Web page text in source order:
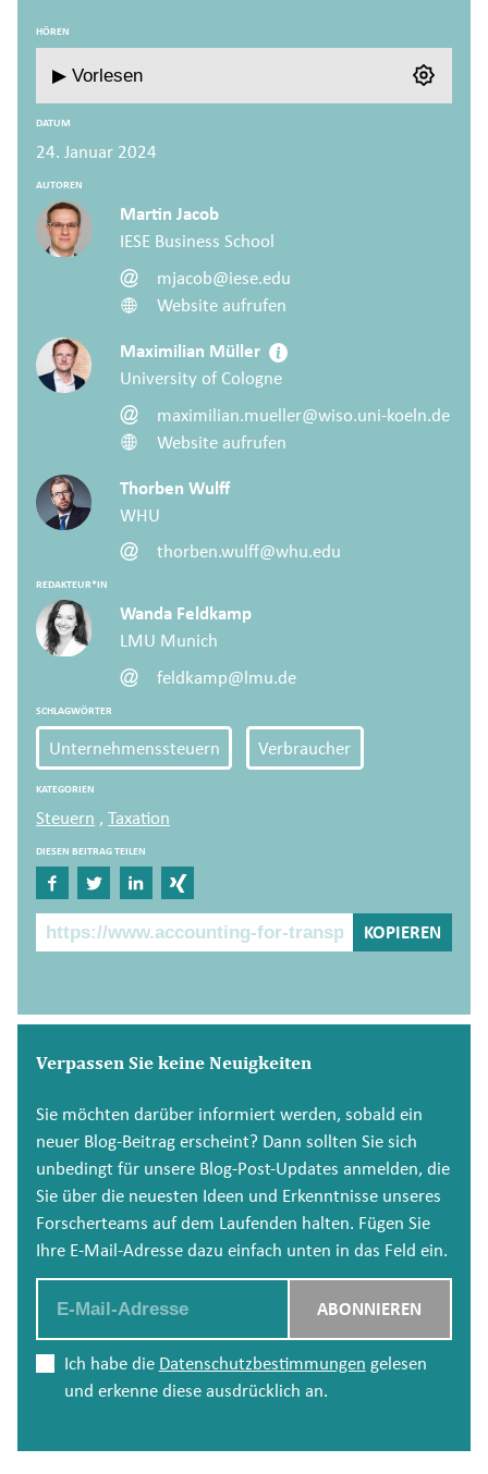
HÖREN
▶ Vorlesen
DATUM
24. Januar 2024
AUTOREN
Martin Jacob
IESE Business School
mjacob@iese.edu
Website aufrufen
Maximilian Müller
University of Cologne
maximilian.mueller@wiso.uni-koeln.de
Website aufrufen
Thorben Wulff
WHU
thorben.wulff@whu.edu
REDAKTEUR*IN
Wanda Feldkamp
LMU Munich
feldkamp@lmu.de
SCHLAGWÖRTER
Unternehmenssteuern Verbraucher
KATEGORIEN
Steuern ,Taxation
DIESEN BEITRAG TEILEN
Auf Facebook teilen
Auf Twitter teilen
Auf LinkedIn teilen
Auf Xing teilen
Beitragslink
KOPIEREN
Verpassen Sie keine Neuigkeiten
Sie möchten darüber informiert werden, sobald ein
neuer Blog-Beitrag erscheint? Dann sollten Sie sich
unbedingt für unsere Blog-Post-Updates anmelden, die
Sie über die neuesten Ideen und Erkenntnisse unseres
Forscherteams auf dem Laufenden halten. Fügen Sie
Ihre E-Mail-Adresse dazu einfach unten in das Feld ein.
Ich habe die Datenschutzbestimmungen gelesen
und erkenne diese ausdrücklich an.
ABONNIEREN